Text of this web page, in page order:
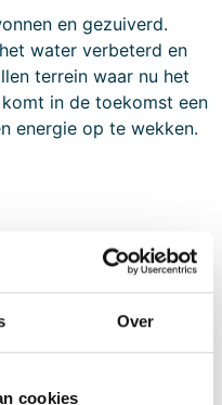
Over
cookies
en gezuiverd.
water verbeterd en
terrein waar nu het
in de toekomst een
energie op te wekken.